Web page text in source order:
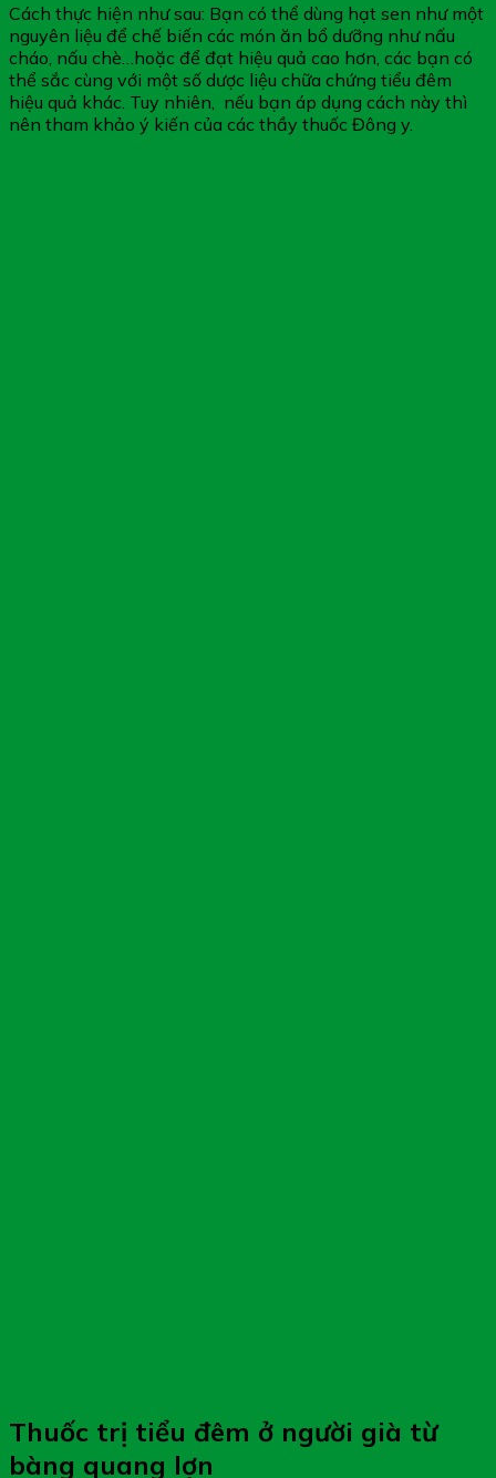
Cách thực hiện như sau: Bạn có thể dùng hạt sen như một
nguyên liệu để chế biến các món ăn bổ dưỡng như nấu
cháo, nấu chè…hoặc để đạt hiệu quả cao hơn, các bạn có
thể sắc cùng với một số dược liệu chữa chứng tiểu đêm
hiệu quả khác. Tuy nhiên, nếu bạn áp dụng cách này thì
nên tham khảo ý kiến của các thầy thuốc Đông y.
Thuốc trị tiểu đêm ở người già từ
bàng quang lợn